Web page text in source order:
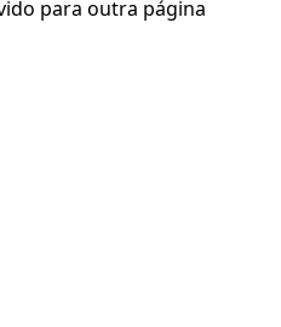
para outra página